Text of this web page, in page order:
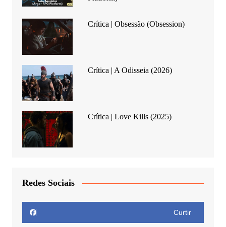
Crítica | Obsessão (Obsession)
Crítica | A Odisseia (2026)
Crítica | Love Kills (2025)
Redes Sociais
Curtir